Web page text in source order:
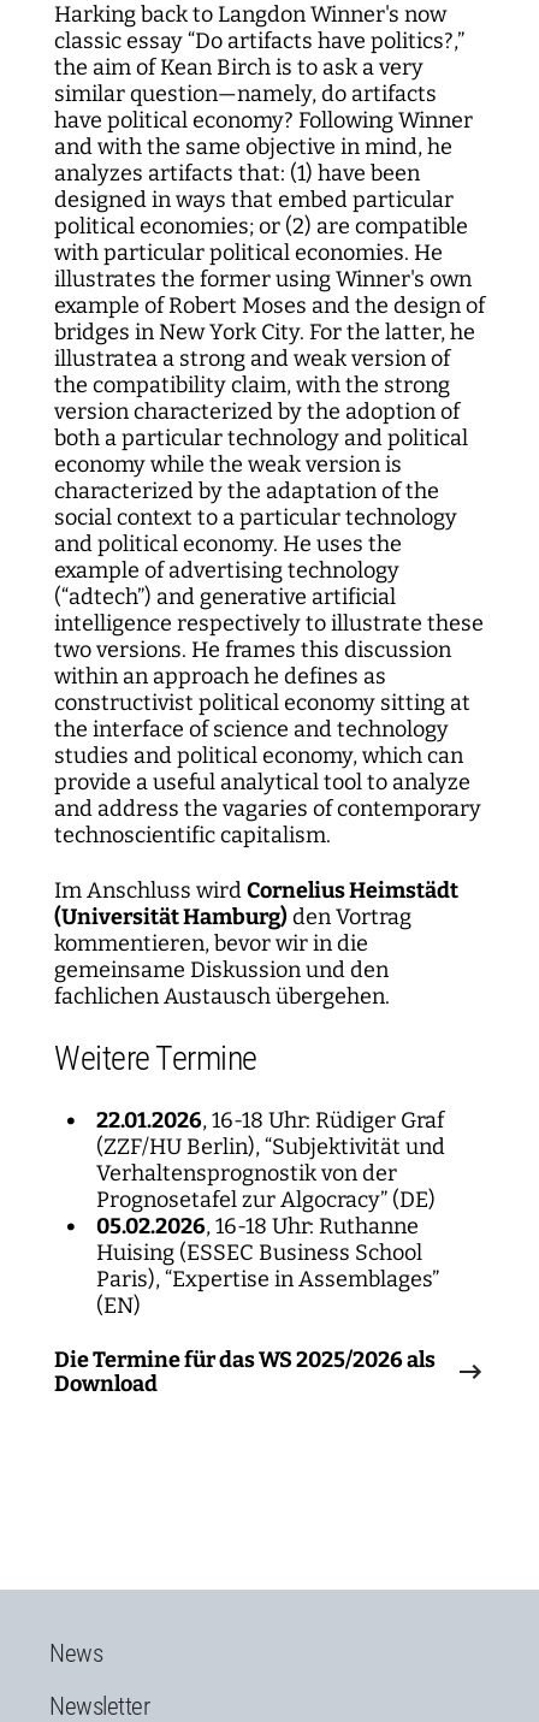
Harking back to Langdon Winner's now
classic essay “Do artifacts have politics?,”
the aim of Kean Birch is to ask a very
similar question—namely, do artifacts
have political economy? Following Winner
and with the same objective in mind, he
analyzes artifacts that: (1) have been
designed in ways that embed particular
political economies; or (2) are compatible
with particular political economies. He
illustrates the former using Winner's own
example of Robert Moses and the design of
bridges in New York City. For the latter, he
illustratea a strong and weak version of
the compatibility claim, with the strong
version characterized by the adoption of
both a particular technology and political
economy while the weak version is
characterized by the adaptation of the
social context to a particular technology
and political economy. He uses the
example of advertising technology
(“adtech”) and generative artificial
intelligence respectively to illustrate these
two versions. He frames this discussion
within an approach he defines as
constructivist political economy sitting at
the interface of science and technology
studies and political economy, which can
provide a useful analytical tool to analyze
and address the vagaries of contemporary
technoscientific capitalism.
Im Anschluss wirdCornelius Heimstädt
(Universität Hamburg)den Vortrag
kommentieren, bevor wir in die
gemeinsame Diskussion und den
fachlichen Austausch übergehen.
Weitere Termine
22.01.2026, 16-18 Uhr: Rüdiger Graf
(ZZF/HU Berlin), “Subjektivität und
Verhaltensprognostik von der
Prognosetafel zur Algocracy” (DE)
05.02.2026, 16-18 Uhr: Ruthanne
Huising (ESSEC Business School
Paris), “Expertise in Assemblages”
(EN)
Die Termine für das WS 2025/2026 als
Download
News
Newsletter